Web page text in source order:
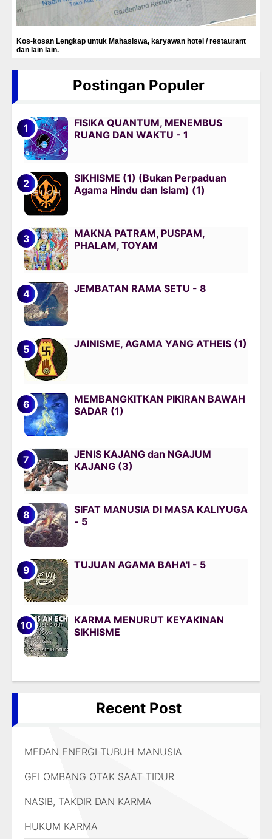
Kos-kosan Lengkap untuk Mahasiswa, karyawan hotel / restaurant
dan lain lain.
Postingan Populer
FISIKA QUANTUM, MENEMBUS
RUANG DAN WAKTU - 1
SIKHISME (1) (Bukan Perpaduan
Agama Hindu dan Islam) (1)
MAKNA PATRAM, PUSPAM,
PHALAM, TOYAM
JEMBATAN RAMA SETU - 8
JAINISME, AGAMA YANG ATHEIS (1)
MEMBANGKITKAN PIKIRAN BAWAH
SADAR (1)
JENIS KAJANG dan NGAJUM
KAJANG (3)
SIFAT MANUSIA DI MASA KALIYUGA
- 5
TUJUAN AGAMA BAHA'I - 5
KARMA MENURUT KEYAKINAN
SIKHISME
Recent Post
MEDAN ENERGI TUBUH MANUSIA
GELOMBANG OTAK SAAT TIDUR
NASIB, TAKDIR DAN KARMA
HUKUM KARMA